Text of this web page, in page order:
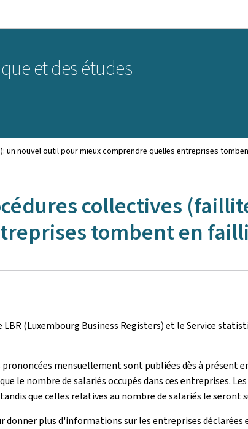
et des études
nouvel outil pour mieux comprendre quelles entreprises
collectives
tombent en
(Luxembourg Business Registers) et le Service
mensuellement sont publiées dès à
le nombre de salariés occupés dans ces entreprises.
que celles relatives au nombre de salariés le seront
plus d'informations sur les entreprises déclarées